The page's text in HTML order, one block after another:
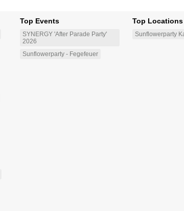
Top Events
SYNERGY 'After Parade Party'
2026
Sunflowerparty - Fegefeuer
Top Locations
Sunflowerparty